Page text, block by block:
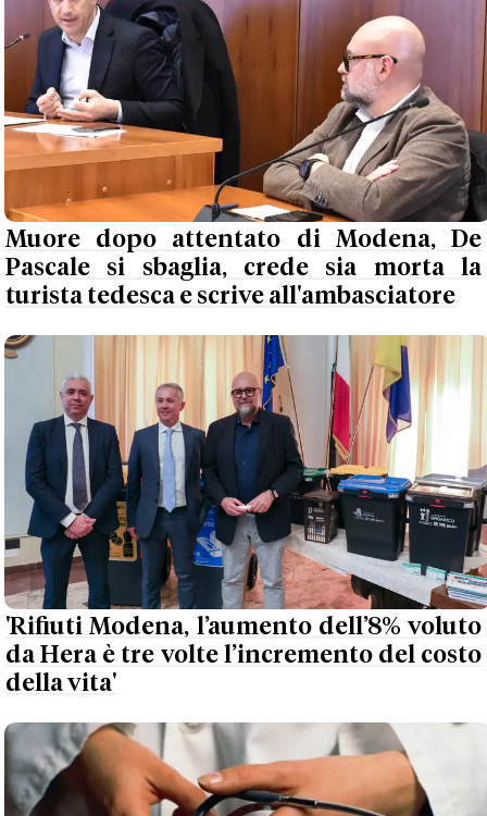
Muore dopo attentato di Modena, De
Pascale si sbaglia, crede sia morta la
turista tedesca e scrive all'ambasciatore
'Rifiuti Modena, l’aumento dell’8% voluto
da Hera è tre volte l’incremento del costo
della vita'